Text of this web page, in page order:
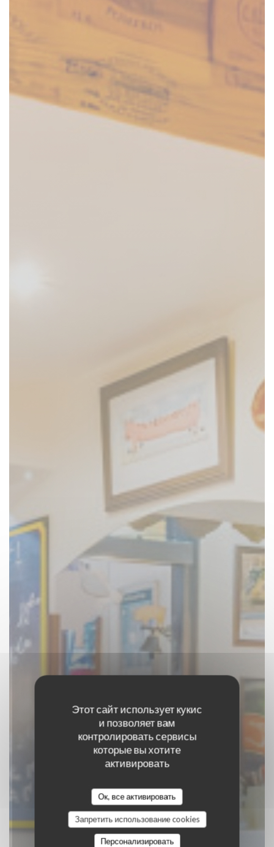
Этот сайт использует кукис
и позволяет вам
контролировать сервисы
которые вы хотите
активировать
Ок, все активировать
Запретить использование cookies
Персонализировать
LE PASSE PORC
ПИВНОЙ БАР|LILLE
ЗАБРОНИРОВАТЬ СТОЛИК